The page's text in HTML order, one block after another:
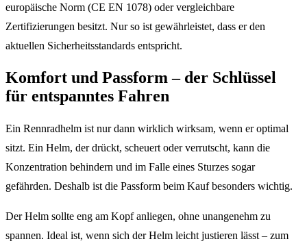
europäische Norm (CE EN 1078) oder vergleichbare
Zertifizierungen besitzt. Nur so ist gewährleistet, dass er den
aktuellen Sicherheitsstandards entspricht.
Komfort und Passform – der Schlüssel
für entspanntes Fahren
Ein Rennradhelm ist nur dann wirklich wirksam, wenn er optimal
sitzt. Ein Helm, der drückt, scheuert oder verrutscht, kann die
Konzentration behindern und im Falle eines Sturzes sogar
gefährden. Deshalb ist die Passform beim Kauf besonders wichtig.
Der Helm sollte eng am Kopf anliegen, ohne unangenehm zu
spannen. Ideal ist, wenn sich der Helm leicht justieren lässt – zum